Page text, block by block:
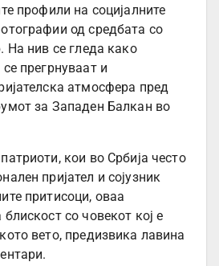
профили на социјалните
од средбата со
На нив се гледа како
прегрнуваат и
атмосфера пред
за Западен Балкан во
кои во Србија често
пријател и сојузник
притисоци, оваа
со човекот кој е
вето, предизвика лавина